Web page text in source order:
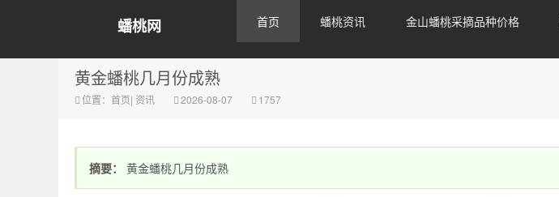
蟠桃网 首页 蟠桃资讯 金山蟠桃采摘品种价格
黄金蟠桃几月份成熟
位置： 首页| 资讯 2026-08-07 1757
摘要： 黄金蟠桃几月份成熟